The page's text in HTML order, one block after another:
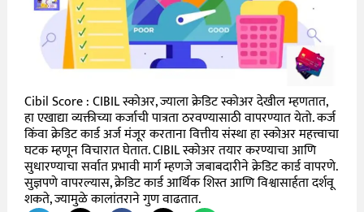
Cibil Score : CIBIL स्कोअर, ज्याला क्रेडिट स्कोअर देखील म्हणतात,
हा एखाद्या व्यक्तीच्या कर्जाची पात्रता ठरवण्यासाठी वापरण्यात येतो. कर्ज
किंवा क्रेडिट कार्ड अर्ज मंजूर करताना वित्तीय संस्था हा स्कोअर महत्त्वाचा
घटक म्हणून विचारात घेतात. CIBIL स्कोअर तयार करण्याचा आणि
सुधारण्याचा सर्वात प्रभावी मार्ग म्हणजे जबाबदारीने क्रेडिट कार्ड वापरणे.
सुज्ञपणे वापरल्यास, क्रेडिट कार्ड आर्थिक शिस्त आणि विश्वासार्हता दर्शवू
शकते, ज्यामुळे कालांतराने गुण वाढतात.